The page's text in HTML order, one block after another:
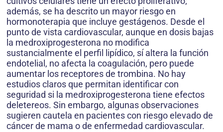
además, se ha descrito un mayor riesgo en
hormonoterapia que incluye gestágenos. Desde el
punto de vista cardiovascular, aunque en dosis bajas
la medroxiprogesterona no modifica
sustancialmente el perfil lipídico, sí altera la función
endotelial, no afecta la coagulación, pero puede
aumentar los receptores de trombina. No hay
estudios claros que permitan identificar con
seguridad si la medroxiprogesterona tiene efectos
deletereos. Sin embargo, algunas observaciones
sugieren cautela en pacientes con riesgo elevado de
cáncer de mama o de enfermedad cardiovascular.